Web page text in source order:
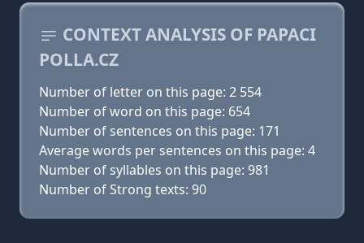
CONTEXT ANALYSIS OF PAPACI
POLLA.CZ
Number of letter on this page: 2 554
Number of word on this page: 654
Number of sentences on this page: 171
Average words per sentences on this page: 4
Number of syllables on this page: 981
Number of Strong texts: 90